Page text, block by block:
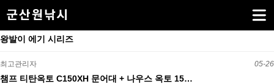
왕발이 에기 시리즈
최고관리자 05-26
챔프 티탄옥토 C150XH 문어대 + 나우스 옥토 15…